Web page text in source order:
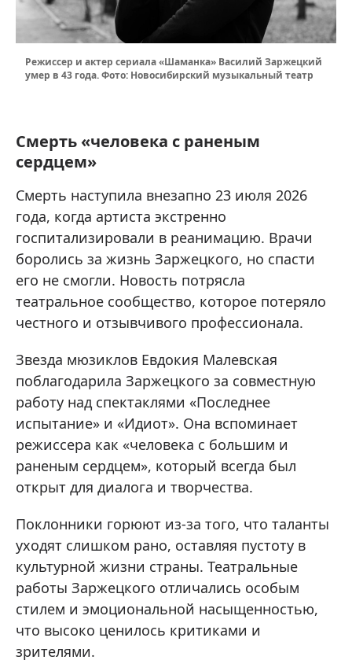
Режиссер и актер сериала «Шаманка» Василий Заржецкий
умер в 43 года. Фото: Новосибирский музыкальный театр
Смерть «человека с раненым
сердцем»
Смерть наступила внезапно 23 июля 2026
года, когда артиста экстренно
госпитализировали в реанимацию. Врачи
боролись за жизнь Заржецкого, но спасти
его не смогли. Новость потрясла
театральное сообщество, которое потеряло
честного и отзывчивого профессионала.
Звезда мюзиклов Евдокия Малевская
поблагодарила Заржецкого за совместную
работу над спектаклями «Последнее
испытание» и «Идиот». Она вспоминает
режиссера как «человека с большим и
раненым сердцем», который всегда был
открыт для диалога и творчества.
Поклонники горюют из-за того, что таланты
уходят слишком рано, оставляя пустоту в
культурной жизни страны. Театральные
работы Заржецкого отличались особым
стилем и эмоциональной насыщенностью,
что высоко ценилось критиками и
зрителями.